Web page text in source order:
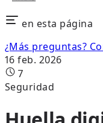
en esta página
¿Más preguntas?
16 feb. 2026
7
Seguridad